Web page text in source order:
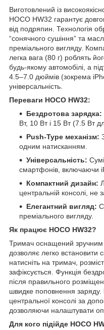
Виготовлений із
HOCO HW32 гарантує
від подряпин. Технологія
“сонячного сушіння” та
преміального вигляду.
легка вага (80 г) роблять
будь-якому автомобілі, а
4.5–7.0 дюймів (зокрема
універсальність.
Переваги HOCO HW32:
Бездротова зарядка:
Вт, 10 Вт і 15 Вт (7.5 Вт
Push-Type механізм:
одним натисканням.
Універсальність:
смартфонів, включаючи
Компактний дизайн:
центральній консолі, не
Елегантний вигляд:
преміального вигляду.
Як працює HOCO HW32?
Тримач оснащений
дозволяє легко
натисніть на тримач,
зафіксується. Функція
після правильного
швидке поповнення заряду.
центральної консолі за
дозволяючи налаштувати
Для кого підійде HOCO